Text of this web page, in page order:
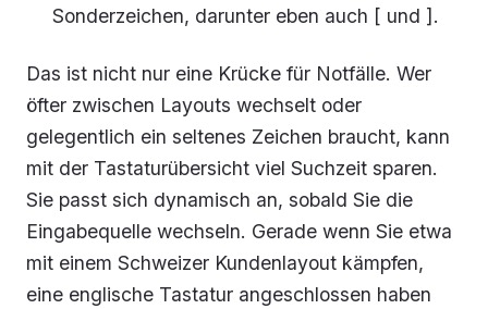
Sonderzeichen, darunter eben auch [ und ].
Das ist nicht nur eine Krücke für Notfälle. Wer
öfter zwischen Layouts wechselt oder
gelegentlich ein seltenes Zeichen braucht, kann
mit der Tastaturübersicht viel Suchzeit sparen.
Sie passt sich dynamisch an, sobald Sie die
Eingabequelle wechseln. Gerade wenn Sie etwa
mit einem Schweizer Kundenlayout kämpfen,
eine englische Tastatur angeschlossen haben